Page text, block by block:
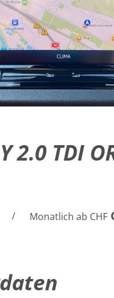
2.0 TDI
/ Monatlich ab CHF